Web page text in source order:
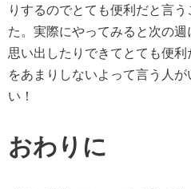
りするのでとても便利だと言
た。実際にやってみると次の
思い出したりできてとても便
をあまりしないよって言う人
い！
おわりに